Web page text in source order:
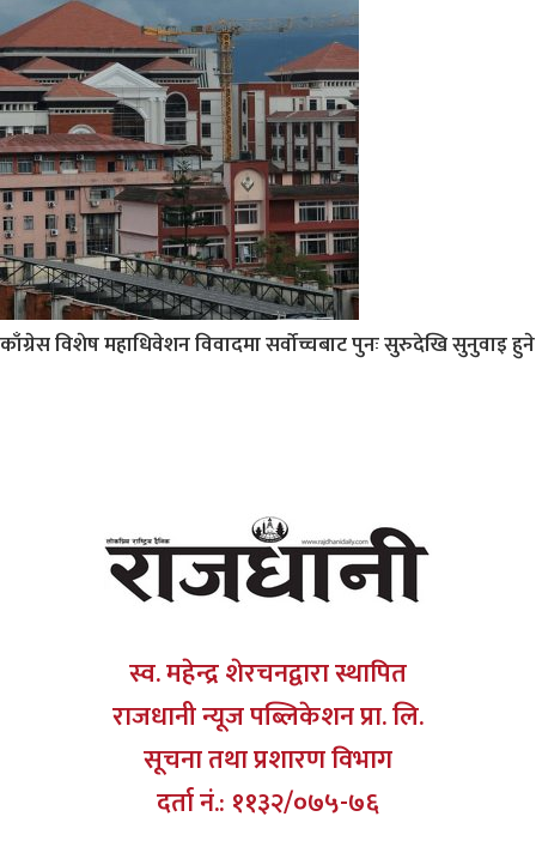
काँग्रेस विशेष महाधिवेशन विवादमा सर्वोच्चबाट पुनः सुरुदेखि सुनुवाइ हुने
स्व. महेन्द्र शेरचनद्वारा स्थापित
राजधानी न्यूज पब्लिकेशन प्रा. लि.
सूचना तथा प्रशारण विभाग
दर्ता नं.: ११३२/०७५-७६